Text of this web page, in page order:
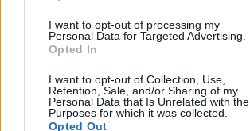
I want to opt-out of processing my
Personal Data for Targeted Advertising.
Opted In
I want to opt-out of Collection, Use,
Retention, Sale, and/or Sharing of my
Personal Data that Is Unrelated with the
Purposes for which it was collected.
Opted Out
Partakias
15 Μαΐου 2026 22:54
Επιτέλους!